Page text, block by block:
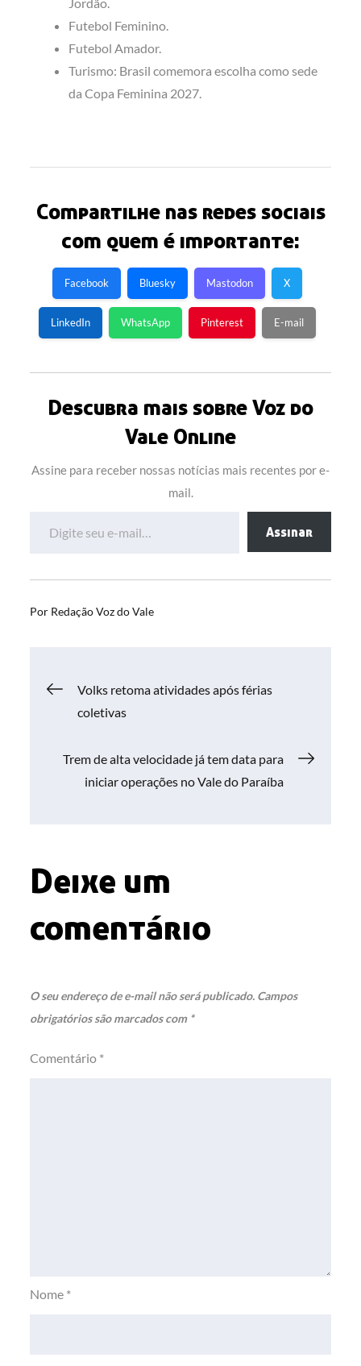
Futebol Feminino.
Futebol Amador.
Turismo: Brasil comemora escolha como sede
da Copa Feminina 2027.
Compartilhe nas redes sociais
com quem é importante:
Facebook Bluesky Mastodon X
LinkedIn WhatsApp Pinterest E-mail
Descubra mais sobre Voz do
Vale Online
Assine para receber nossas notícias mais recentes por e-
mail.
Assinar
Por Redação Voz do Vale
Navegação
Post
Volks retoma atividades após férias
coletivas
Trem de alta velocidade já tem data para
iniciar operações no Vale do Paraíba
Deixe um
comentário
O seu endereço de e-mail não será publicado. Campos
obrigatórios são marcados com *
Comentário *
Nome *